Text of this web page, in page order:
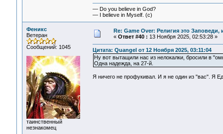
— Do you believe in God?
— I believe in Myself. (c)
Феникс
Ветеран
Сообщений: 1045
таинственный
незнакомец
Re: Game Over: Религия это Заповеди,
« Ответ #40 : 13 Ноября 2025, 02:53:28 »
Цитата: Quangel от 12 Ноября 2025, 03:11:04
Ну вот вытащили нас из нелокалки, бросили в
Одна надежда, на 27-й.
Я ничего не профукивал. И я не один из "вас". Я